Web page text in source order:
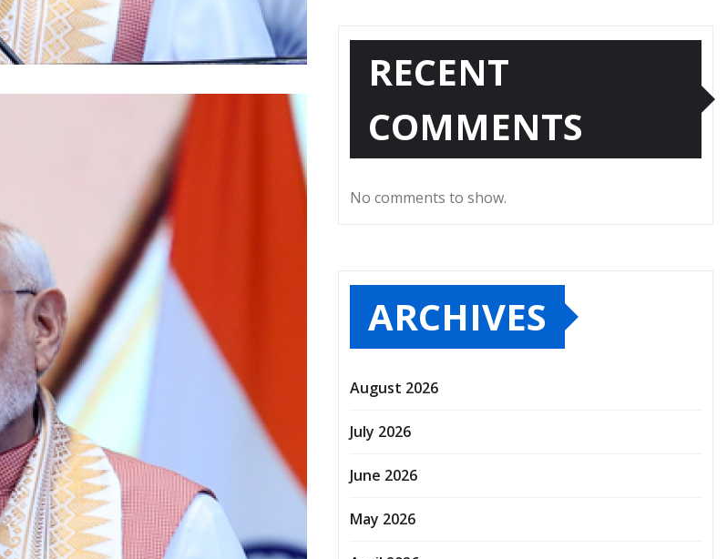
RECENT
COMMENTS
No comments to show.
ARCHIVES
August 2026
July 2026
June 2026
May 2026